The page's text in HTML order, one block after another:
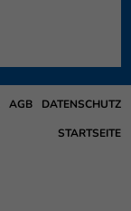
DATENSCHUTZ
AGB
STARTSEITE